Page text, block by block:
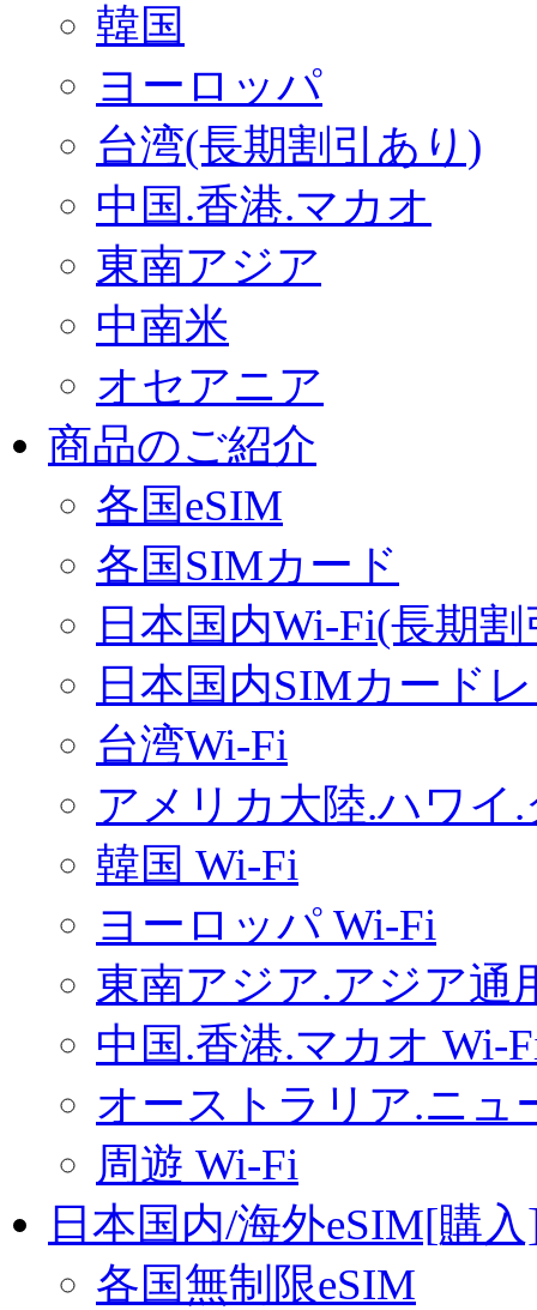
韓国
ヨーロッパ
台湾(長期割引あり)
中国.香港.マカオ
東南アジア
中南米
オセアニア
商品のご紹介
各国eSIM
各国SIMカード
日本国内Wi-Fi(長期
日本国内SIMカード
台湾Wi-Fi
アメリカ大陸.ハワイ
韓国 Wi-Fi
ヨーロッパ Wi-Fi
東南アジア.アジア通
中国.香港.マカオ Wi-
オーストラリア.ニュ
周遊 Wi-Fi
日本国内/海外eSIM[購
各国無制限eSIM